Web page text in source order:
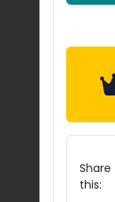
Share
this: